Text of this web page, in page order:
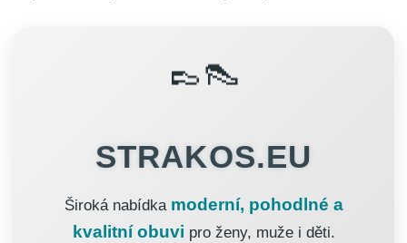
👞👠
STRAKOS.EU
Široká nabídka moderní, pohodlné a
kvalitní obuvi pro ženy, muže i děti.